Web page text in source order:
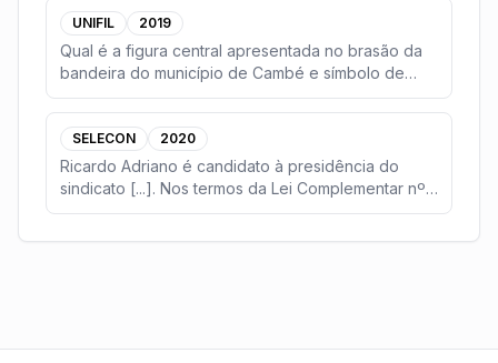
UNIFIL 2019
Qual é a figura central apresentada no brasão da
bandeira do município de Cambé e símbolo de
uma das...
SELECON 2020
Ricardo Adriano é candidato à presidência do
sindicato [...]. Nos termos da Lei Complementar nº
3/20...